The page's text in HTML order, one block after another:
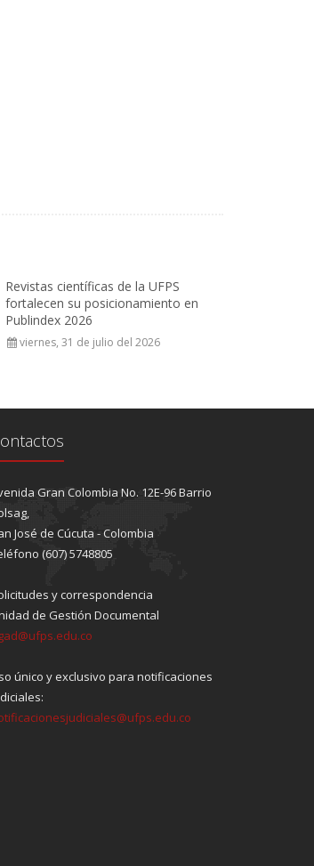
Revistas científicas de la UFPS
fortalecen su posicionamiento en
Publindex 2026
viernes, 31 de julio del 2026
Gran Colombia No. 12E-96 Barrio
José de Cúcuta - Colombia
(607) 5748805
y correspondencia
de Gestión Documental
único y exclusivo para notificaciones